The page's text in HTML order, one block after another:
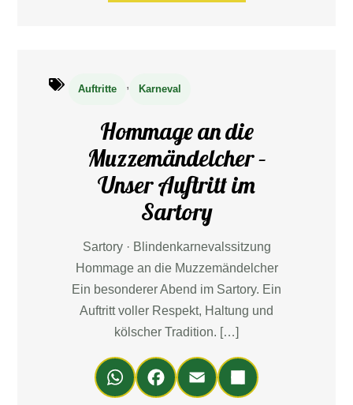
Auftritte , Karneval
Hommage an die
Muzzemändelcher –
Unser Auftritt im
Sartory
Sartory · Blindenkarnevalssitzung
Hommage an die Muzzemändelcher
Ein besonderer Abend im Sartory. Ein
Auftritt voller Respekt, Haltung und
kölscher Tradition. […]
Wh
ats
Fa
ce
Em
ail
Teil
en